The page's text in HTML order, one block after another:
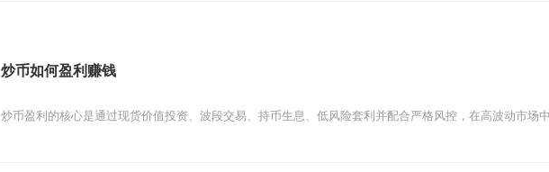
炒币如何盈利赚钱
炒币盈利的核心是通过现货价值投资、波段交易、持币生息、低风险套利并配合严格风控，在高波动市场